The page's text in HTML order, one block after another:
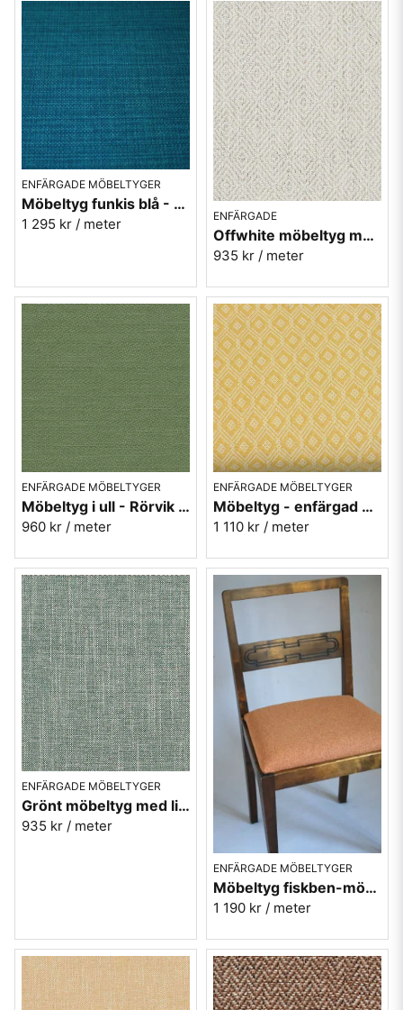
ENFÄRGADE MÖBELTYGER
Möbeltyg funkis blå - Petrol - Funk nr.9706
1 295 kr / meter ENFÄRGADE
Offwhite möbeltyg med gåsögon - Magdalena nr.10
935 kr / meter
ENFÄRGADE MÖBELTYGER
Möbeltyg i ull - Rörvik grön nr.73 - Berghem
960 kr / meter
ENFÄRGADE MÖBELTYGER
Möbeltyg - enfärgad gul - Pikant nr.10
1 110 kr / meter
ENFÄRGADE MÖBELTYGER
Grönt möbeltyg med lin - Hanna nr.3
935 kr / meter
ENFÄRGADE MÖBELTYGER
Möbeltyg fiskben-mönster i orange Jazz nr.31
1 190 kr / meter